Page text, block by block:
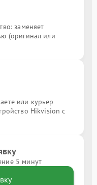
заменяет
(оригинал или
или курьер
Hikvision с
5 минут